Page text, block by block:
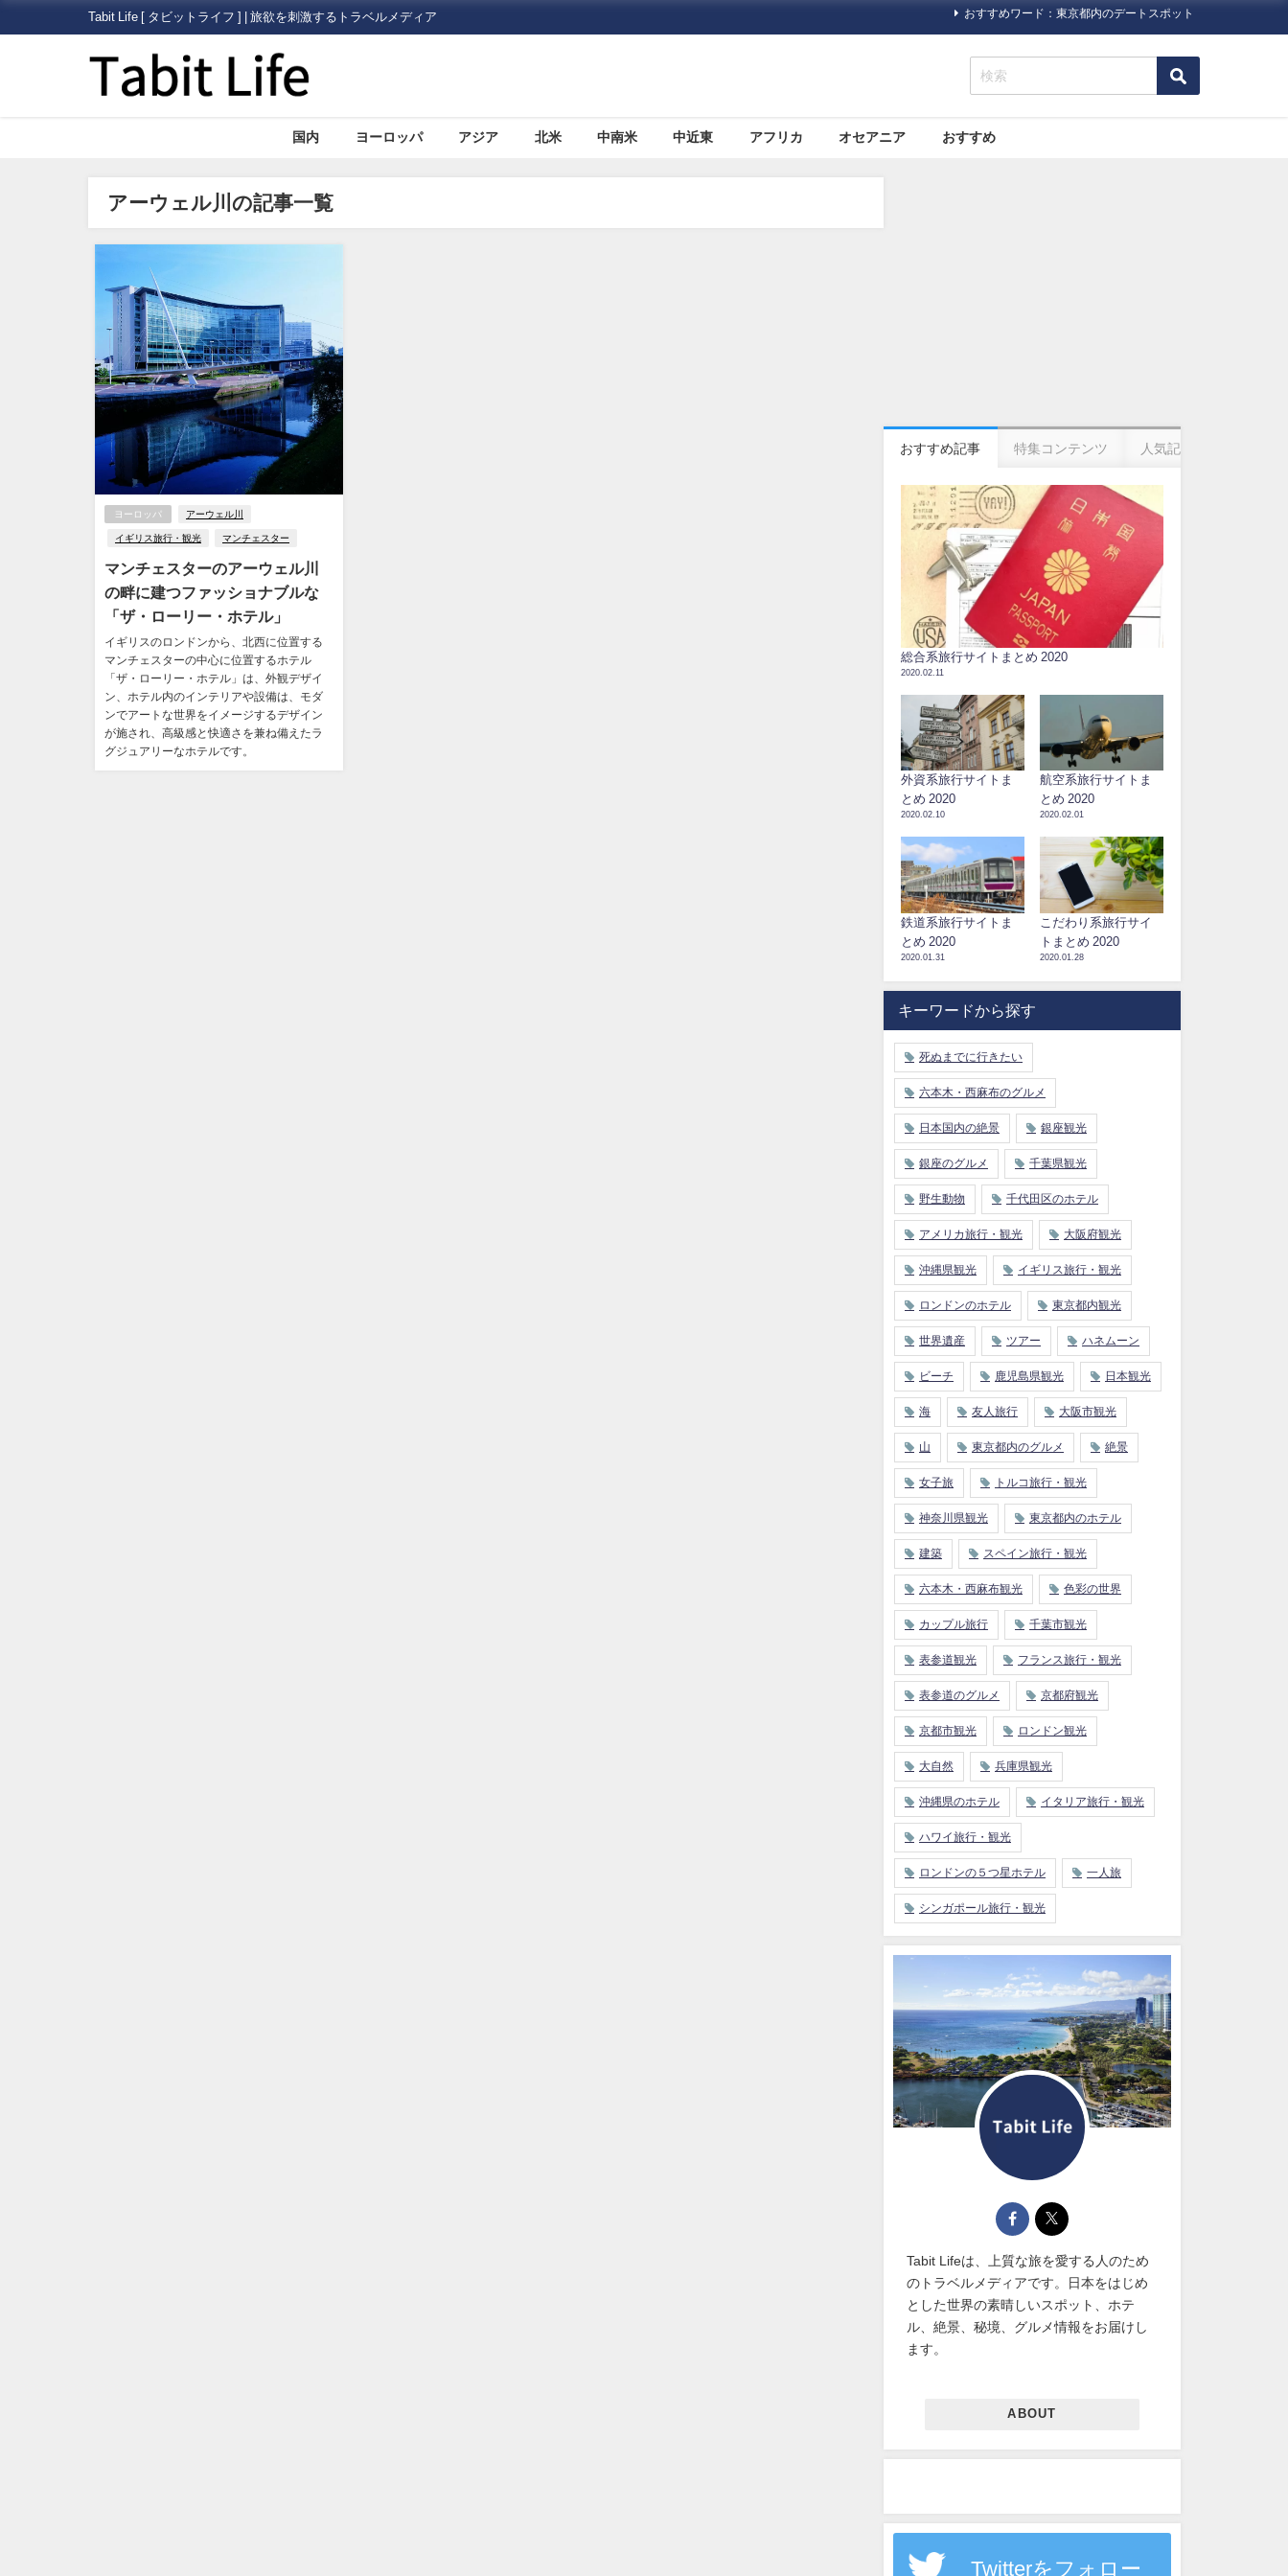
Tabit Life [ タビットライフ ] | 旅欲を刺激するトラベルメディア おすすめワード：東京都内のデートスポット
国内 ヨーロッパ アジア 北米 中南米 中近東 アフリカ オセアニア おすすめ
アーウェル川の記事一覧
ヨーロッパ アーウェル川
イギリス旅行・観光 マンチェスター
マンチェスターのアーウェル川
の畔に建つファッショナブルな
「ザ・ローリー・ホテル」
イギリスのロンドンから、北西に位置する
マンチェスターの中心に位置するホテル
「ザ・ローリー・ホテル」は、外観デザイ
ン、ホテル内のインテリアや設備は、モダ
ンでアートな世界をイメージするデザイン
が施され、高級感と快適さを兼ね備えたラ
グジュアリーなホテルです。
おすすめ記事 特集コンテンツ 人気記事
総合系旅行サイトまとめ 2020
2020.02.11
外資系旅行サイトま
とめ 2020
2020.02.10
航空系旅行サイトま
とめ 2020
2020.02.01
鉄道系旅行サイトま
とめ 2020
2020.01.31
こだわり系旅行サイ
トまとめ 2020
2020.01.28
キーワードから探す
死ぬまでに行きたい
六本木・西麻布のグルメ
日本国内の絶景 銀座観光
銀座のグルメ 千葉県観光
野生動物 千代田区のホテル
アメリカ旅行・観光 大阪府観光
沖縄県観光 イギリス旅行・観光
ロンドンのホテル 東京都内観光
世界遺産 ツアー ハネムーン
ビーチ 鹿児島県観光 日本観光
海 友人旅行 大阪市観光
山 東京都内のグルメ 絶景
女子旅 トルコ旅行・観光
神奈川県観光 東京都内のホテル
建築 スペイン旅行・観光
六本木・西麻布観光 色彩の世界
カップル旅行 千葉市観光
表参道観光 フランス旅行・観光
表参道のグルメ 京都府観光
京都市観光 ロンドン観光
大自然 兵庫県観光
沖縄県のホテル イタリア旅行・観光
ハワイ旅行・観光
ロンドンの５つ星ホテル 一人旅
シンガポール旅行・観光
Tabit Lifeは、上質な旅を愛する人のため
のトラベルメディアです。日本をはじめ
とした世界の素晴しいスポット、ホテ
ル、絶景、秘境、グルメ情報をお届けし
ます。
ABOUT
Twitterをフォロー